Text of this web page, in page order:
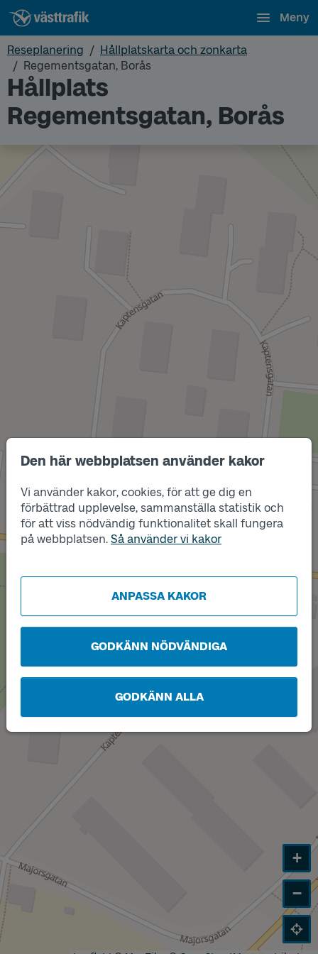
Den här webbplatsen använder kakor
Vi använder kakor, cookies, för att ge dig en
förbättrad upplevelse, sammanställa statistik och
för att viss nödvändig funktionalitet skall fungera
på webbplatsen. Så använder vi kakor
ANPASSA KAKOR
GODKÄNN NÖDVÄNDIGA
GODKÄNN ALLA
Meny
Reseplanering
Hållplatskarta och zonkarta
Regementsgatan, Borås
Hållplats
Regementsgatan, Borås
Läge
A
Läge
B
+
−